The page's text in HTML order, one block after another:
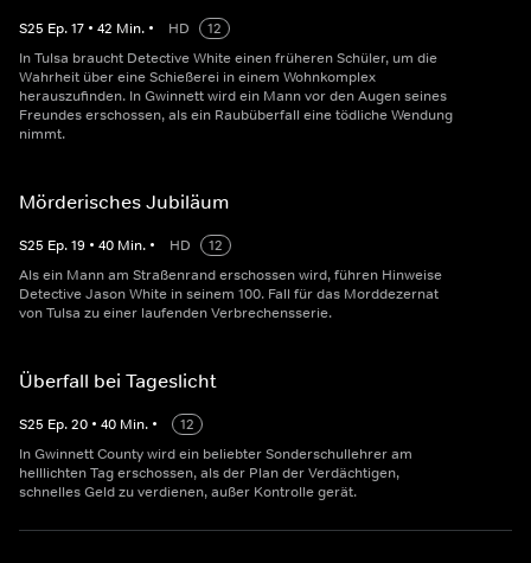
S25 Ep.17 • 42 Min. • HD
12
In Tulsa braucht Detective White einen früheren Schüler, um die
Wahrheit über eine Schießerei in einem Wohnkomplex
herauszufinden. In Gwinnett wird ein Mann vor den Augen seines
Freundes erschossen, als ein Raubüberfall eine tödliche Wendung
nimmt.
Mörderisches Jubiläum
S25 Ep.19 • 40 Min. • HD
12
Als ein Mann am Straßenrand erschossen wird, führen Hinweise
Detective Jason White in seinem 100. Fall für das Morddezernat
von Tulsa zu einer laufenden Verbrechensserie.
Überfall bei Tageslicht
S25 Ep.20 • 40 Min. •
12
In Gwinnett County wird ein beliebter Sonderschullehrer am
helllichten Tag erschossen, als der Plan der Verdächtigen,
schnelles Geld zu verdienen, außer Kontrolle gerät.